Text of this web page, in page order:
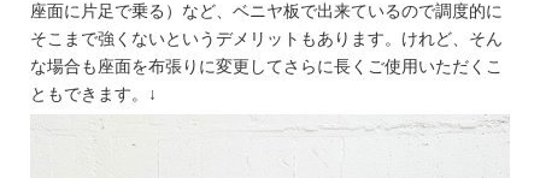
座面に片足で乗る）など、ベニヤ板で出来ているので調度的に
そこまで強くないというデメリットもあります。けれど、そん
な場合も座面を布張りに変更してさらに長くご使用いただくこ
ともできます。↓